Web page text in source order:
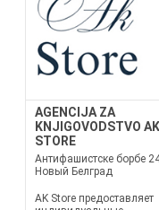
AGENCIJA ZA
KNJIGOVODSTVO AK
STORE
Антифашистске борбе
Новый Белград
AK Store предоставляет